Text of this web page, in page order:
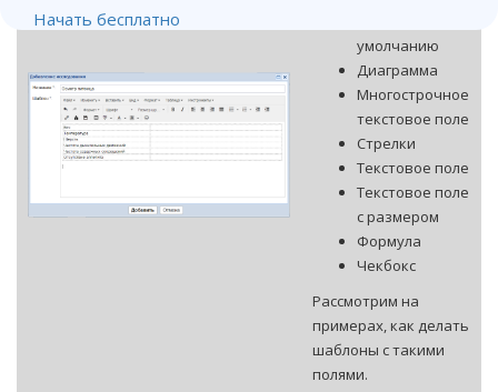
Начать бесплатно
умолчанию
Диаграмма
Многострочное
текстовое поле
Стрелки
Текстовое поле
Текстовое поле
с размером
Формула
Чекбокс
Рассмотрим на
примерах, как делать
шаблоны с такими
полями.